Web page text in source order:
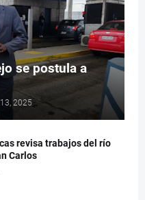
se postula a
2025
revisa trabajos del río
Carlos